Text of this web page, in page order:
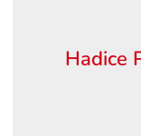
Hadice